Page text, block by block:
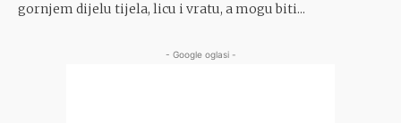
gornjem dijelu tijela, licu i vratu, a mogu biti...
- Google oglasi -